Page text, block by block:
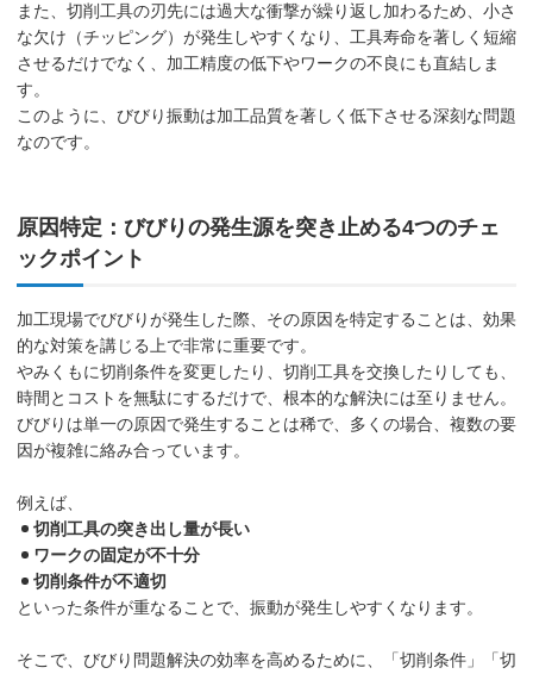
また、切削工具の刃先には過大な衝撃が繰り返し加わるため、小さ
な欠け（チッピング）が発生しやすくなり、工具寿命を著しく短縮
させるだけでなく、加工精度の低下やワークの不良にも直結しま
す。
このように、びびり振動は加工品質を著しく低下させる深刻な問題
なのです。
原因特定：びびりの発生源を突き止める4つのチェ
ックポイント
加工現場でびびりが発生した際、その原因を特定することは、効果
的な対策を講じる上で非常に重要です。
やみくもに切削条件を変更したり、切削工具を交換したりしても、
時間とコストを無駄にするだけで、根本的な解決には至りません。
びびりは単一の原因で発生することは稀で、多くの場合、複数の要
因が複雑に絡み合っています。
例えば、
切削工具の突き出し量が長い
ワークの固定が不十分
切削条件が不適切
といった条件が重なることで、振動が発生しやすくなります。
そこで、びびり問題解決の効率を高めるために、「切削条件」「切